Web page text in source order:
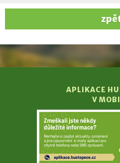
APLIKACE
V